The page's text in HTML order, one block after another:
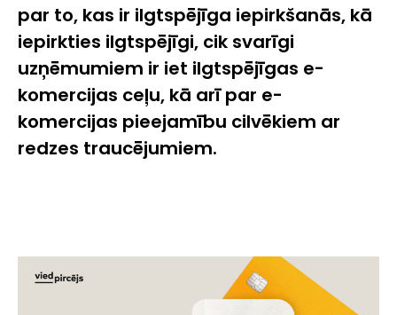
par to, kas ir ilgtspējīga iepirkšanās, kā
iepirkties ilgtspējīgi, cik svarīgi
uzņēmumiem ir iet ilgtspējīgas e-
komercijas ceļu, kā arī par e-
komercijas pieejamību cilvēkiem ar
redzes traucējumiem.